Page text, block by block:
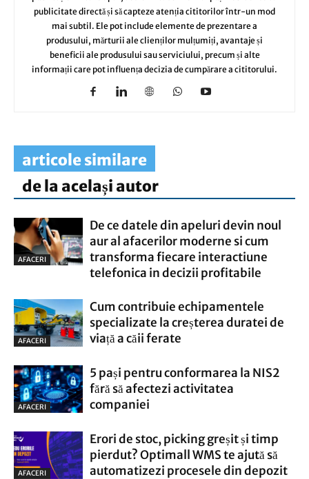
publicitate directă și să capteze atenția cititorilor într-un mod
mai subtil. Ele pot include elemente de prezentare a
produsului, mărturii ale clienților mulțumiți, avantaje și
beneficii ale produsului sau serviciului, precum și alte
informații care pot influența decizia de cumpărare a cititorului.
articole similare
de la același autor
AFACERI
De ce datele din apeluri devin noul
aur al afacerilor moderne si cum
transforma fiecare interactiune
telefonica in decizii profitabile
AFACERI
Cum contribuie echipamentele
specializate la creșterea duratei de
viață a căii ferate
AFACERI
5 pași pentru conformarea la NIS2
fără să afectezi activitatea
companiei
AFACERI
Erori de stoc, picking greșit și timp
pierdut? Optimall WMS te ajută să
automatizezi procesele din depozit